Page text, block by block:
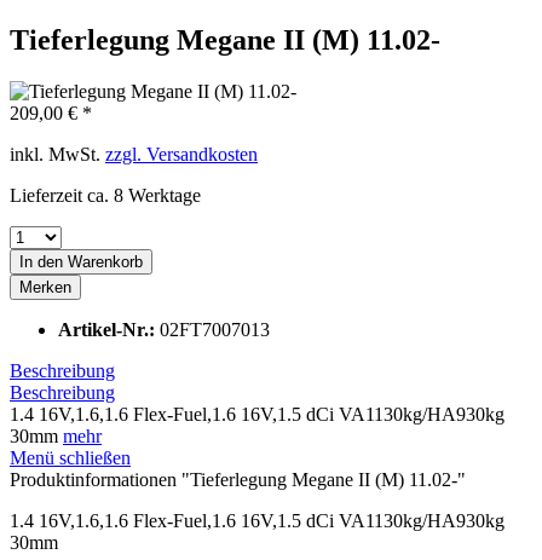
Tieferlegung Megane II (M) 11.02-
209,00 € *
inkl. MwSt. zzgl. Versandkosten
Lieferzeit ca. 8 Werktage
In den Warenkorb
Merken
Artikel-Nr.: 02FT7007013
Beschreibung
Beschreibung
1.4 16V,1.6,1.6 Flex-Fuel,1.6 16V,1.5 dCi VA1130kg/HA930kg
30mm mehr
Menü schließen
Produktinformationen "Tieferlegung Megane II (M) 11.02-"
1.4 16V,1.6,1.6 Flex-Fuel,1.6 16V,1.5 dCi VA1130kg/HA930kg
30mm